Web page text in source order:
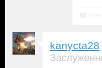
kanycta28